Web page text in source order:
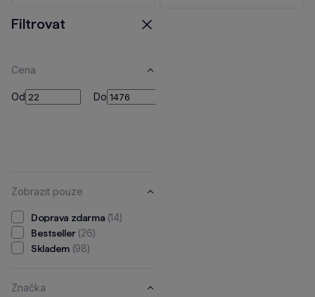
Filtrovat
Cena
Od Od Do Do
Zobrazit pouze
Doprava zdarma (14)
Bestseller (26)
Skladem (98)
Značka